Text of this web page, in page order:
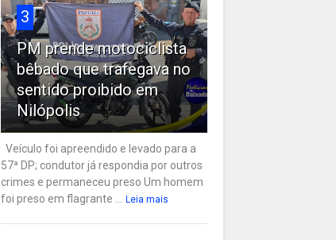
3
PM prende motociclista
bêbado que trafegava no
sentido proibido em
Nilópolis
Veículo foi apreendido e levado para a
57ª DP; condutor já respondia por outros
crimes e permaneceu preso Um homem
foi preso em flagrante ... Leia mais